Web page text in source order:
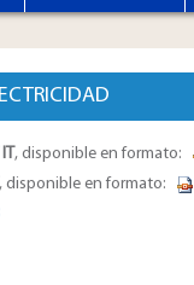
, disponible en formato:
, disponible en formato: